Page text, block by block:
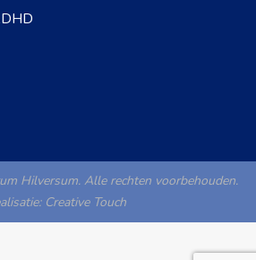
Hilversum. Alle rechten voorbehouden.
Creative Touch